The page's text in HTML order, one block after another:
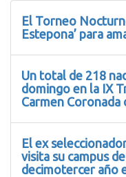
El Torneo
Estepona’ para
Un total de 218
domingo en la IX
Carmen Coronada
El ex
visita su campus
decimotercer año